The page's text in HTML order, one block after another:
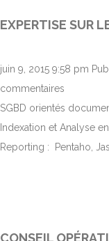
EXPERTISE SUR
juin 9, 2015 9:58 pm
commentaires
SGBD orientés
Indexation et Analyse
Reporting : Pentaho,
CONSEIL